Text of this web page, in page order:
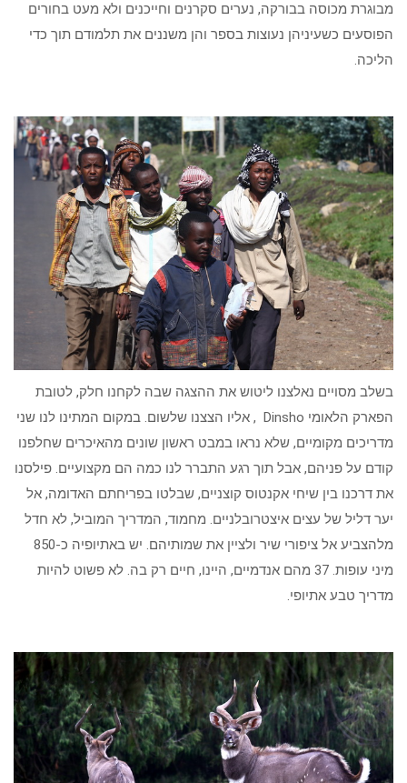
מבוגרת מכוסה בבורקה, נערים סקרנים וחייכנים ולא מעט בחורים
הפוסעים כשעיניהן נעוצות בספר והן משננים את תלמודם תוך כדי
הליכה.
בשלב מסויים נאלצנו ליטוש את ההצגה שבה לקחנו חלק, לטובת
הפארק הלאומי Dinsho , אליו הצצנו שלשום. במקום המתינו לנו שני
מדריכים מקומיים, שלא נראו במבט ראשון שונים מהאיכרים שחלפנו
קודם על פניהם, אבל תוך רגע התברר לנו כמה הם מקצועיים. פילסנו
את דרכנו בין שיחי אקנטוס קוצניים, שבלטו בפריחתם האדומה, אל
יער דליל של עצים איצטרובלניים. מחמוד, המדריך המוביל, לא חדל
מלהצביע אל ציפורי שיר ולציין את שמותיהם. יש באתיופיה כ-850
מיני עופות. 37 מהם אנדמיים, היינו, חיים רק בה. לא פשוט להיות
מדריך טבע אתיופי.